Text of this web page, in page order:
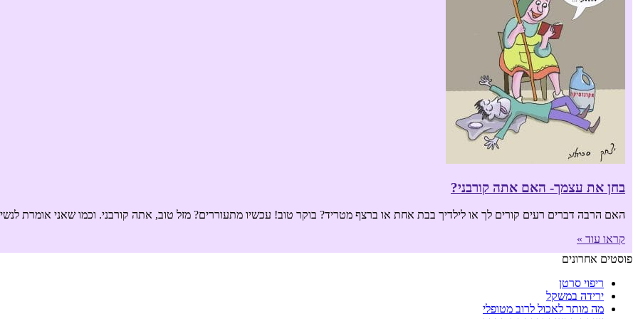
בחן את עצמך- האם אתה קורבני?
האם הרבה דברים רעים קורים לך או לילדיך בבת אחת או ברצף מטריד? בוקר טוב! עכשיו מתעוררים? מזל טוב, אתה קורבני. וכמו שאני אומרת
קראו עוד »
פוסטים אחרונים
ריפוי סרטן
ירידה במשקל
מה מותר לאכול לרוב מטופלי